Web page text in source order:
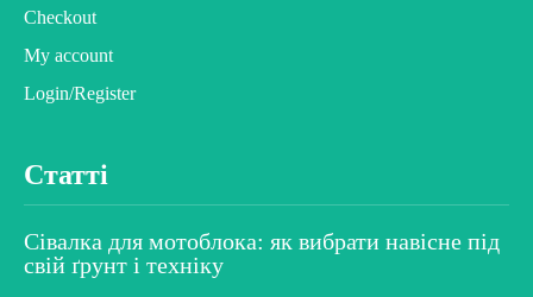
Checkout
My account
Login/Register
Статті
Сівалка для мотоблока: як вибрати навісне під
свій ґрунт і техніку